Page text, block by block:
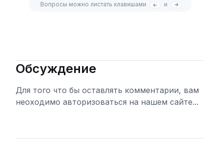
Вопросы можно листать клавишами и
Обсуждение
Для того что бы оставлять комментарии, вам
неоходимо авторизоваться на нашем сайте...